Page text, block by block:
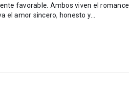
favorable. Ambos viven el romance
el amor sincero, honesto y